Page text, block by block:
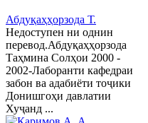
Абдуқаҳҳорзода Т.
Недоступен ни однин
перевод.Абдуқаҳҳорзода
Таҳмина Солҳои 2000 -
2002-Лаборанти кафедраи
забон ва адабиёти тоҷики
Донишгоҳи давлатии
Хуҷанд ...